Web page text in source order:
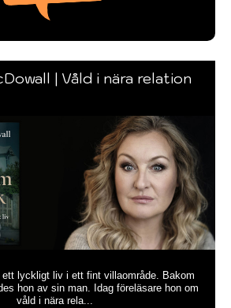
| Våld i nära relation
lyckligt liv i ett fint villaområde. Bakom
hon av sin man. Idag föreläsare hon om
våld i nära rela...